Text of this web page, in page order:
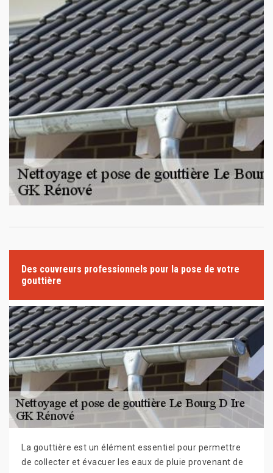
Des couvreurs professionnels pour la pose de votre
gouttière
La gouttière est un élément essentiel pour permettre
de collecter et évacuer les eaux de pluie provenant de